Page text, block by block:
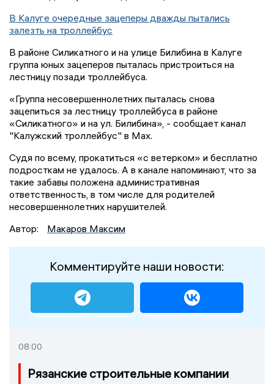
В Калуге очередные зацеперы дважды пытались
залезть на троллейбус
В районе Силикатного и на улице Билибина в Калуге
группа юных зацеперов пыталась пристроиться на
лестницу позади троллейбуса.
«Группа несовершеннолетних пыталась снова
зацепиться за лестницу троллейбуса в районе
«Силикатного» и на ул. Билибина», - сообщает канал
"Калужский троллейбус" в Мах.
Судя по всему, прокатиться «с ветерком» и бесплатно
подросткам не удалось. А в канале напоминают, что за
такие забавы положена административная
ответственность, в том числе для родителей
несовершеннолетних нарушителей.
Автор:
Макаров Максим
Комментируйте наши новости:
08:00
Рязанские строительные компании